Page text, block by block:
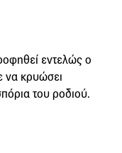
εντελώς ο
να κρυώσει
του ροδιού.